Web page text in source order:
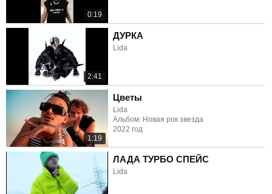
0:19
2:41
ДУРКА
Lida
1:19
Цветы
Lida
Альбом: Новая рок звезда
2022 год
ЛАДА ТУРБО СПЕЙС
Lida